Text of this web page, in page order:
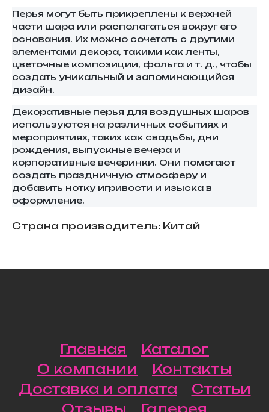
Перья могут быть прикреплены к верхней
части шара или располагаться вокруг его
основания. Их можно сочетать с другими
элементами декора, такими как ленты,
цветочные композиции, фольга и т. д., чтобы
создать уникальный и запоминающийся
дизайн.
Декоративные перья для воздушных шаров
используются на различных событиях и
мероприятиях, таких как свадьбы, дни
рождения, выпускные вечера и
корпоративные вечеринки. Они помогают
создать праздничную атмосферу и
добавить нотку игривости и изыска в
оформление.
Страна производитель: Китай
Главная
Каталог
О компании
Контакты
Доставка и оплата
Статьи
Отзывы
Галерея